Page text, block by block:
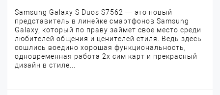
Samsung Galaxy S Duos S7562 — это новый
представитель в линейке смартфонов Samsung
Galaxy, который по праву займет свое место среди
любителей общения и ценителей стиля. Ведь здесь
сошлись воедино хорошая функциональность,
одновременная работа 2х сим карт и прекрасный
дизайн в стиле...